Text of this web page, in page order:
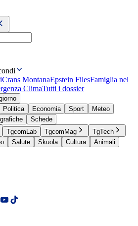
Crans MontanaEpstein FilesFamiglia nel
ClimaTutti i dossier
Politica Economia Sport
Meteo
Schede
TgcomLab TgcomMag
TgTech
Salute Skuola Cultura
Animali